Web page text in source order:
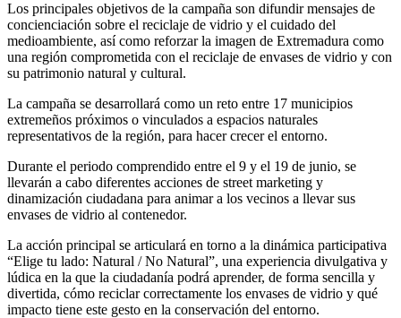
Los principales objetivos de la campaña son difundir mensajes de
concienciación sobre el reciclaje de vidrio y el cuidado del
medioambiente, así como reforzar la imagen de Extremadura como
una región comprometida con el reciclaje de envases de vidrio y con
su patrimonio natural y cultural.
La campaña se desarrollará como un reto entre 17 municipios
extremeños próximos o vinculados a espacios naturales
representativos de la región, para hacer crecer el entorno.
Durante el periodo comprendido entre el 9 y el 19 de junio, se
llevarán a cabo diferentes acciones de street marketing y
dinamización ciudadana para animar a los vecinos a llevar sus
envases de vidrio al contenedor.
La acción principal se articulará en torno a la dinámica participativa
“Elige tu lado: Natural / No Natural”, una experiencia divulgativa y
lúdica en la que la ciudadanía podrá aprender, de forma sencilla y
divertida, cómo reciclar correctamente los envases de vidrio y qué
impacto tiene este gesto en la conservación del entorno.